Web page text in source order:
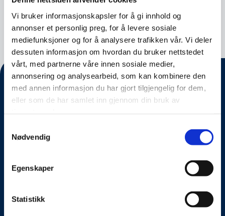
Vi bruker informasjonskapsler for å gi innhold og
annonser et personlig preg, for å levere sosiale
mediefunksjoner og for å analysere trafikken vår. Vi deler
dessuten informasjon om hvordan du bruker nettstedet
vårt, med partnerne våre innen sosiale medier,
annonsering og analysearbeid, som kan kombinere den
med annen informasjon du har gjort tilgjengelig for dem,
eller som de har samlet inn gjennom din bruk av
Nødvendig
Egenskaper
Statistikk
de mørke kreftene på internett for å sørge for
at barn og unge er trygge digitalt.
Kontakt oss